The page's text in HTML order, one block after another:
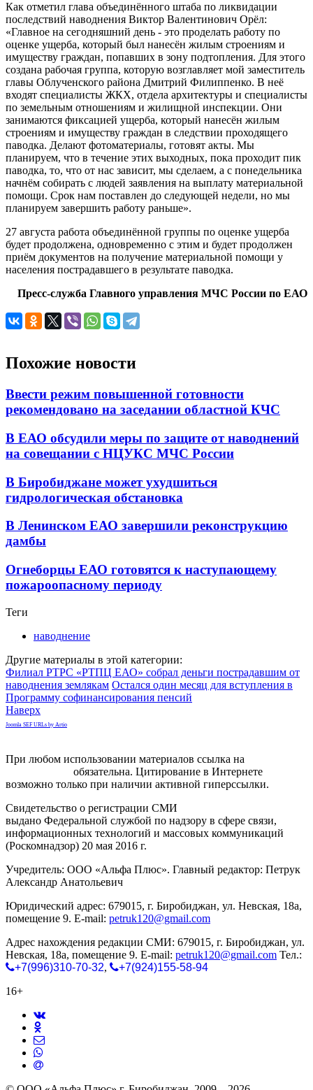
Как отметил глава объединённого штаба по ликвидации
последствий наводнения Виктор Валентинович Орёл:
«Главное на сегодняшний день - это проделать работу по
оценке ущерба, который был нанесён жилым строениям и
имуществу граждан, попавших в зону подтопления. Для этого
создана рабочая группа, которую возглавляет мой заместитель
главы Облученского района Дмитрий Филиппенко. В неё
входят специалисты ЖКХ, отдела архитектуры и специалисты
по земельным отношениям и жилищной инспекции. Они
занимаются фиксацией ущерба, который нанесён жилым
строениям и имуществу граждан в следствии проходящего
паводка. Делают фотоматериалы, готовят акты. Мы
планируем, что в течение этих выходных, пока проходит пик
паводка, то, что от нас зависит, мы сделаем, а с понедельника
начнём собирать с людей заявления на выплату материальной
помощи. Срок нам поставлен до следующей недели, но мы
планируем завершить работу раньше».
27 августа работа объединённой группы по оценке ущерба
будет продолжена, одновременно с этим и будет продолжен
приём документов на получение материальной помощи у
населения пострадавшего в результате паводка.
Пресс-служба Главного управления МЧС России по ЕАО
Похожие новости
Ввести режим повышенной готовности
рекомендовано на заседании областной КЧС
В ЕАО обсудили меры по защите от наводнений
на совещании с НЦУКС МЧС России
В Биробиджане может ухудшиться
гидрологическая обстановка
В Ленинском ЕАО завершили реконструкцию
дамбы
Огнеборцы ЕАО готовятся к наступающему
пожароопасному периоду
Теги
наводнение
Другие материалы в этой категории:
Филиал РТРС «РТПЦ ЕАО» собрал деньги пострадавшим от
наводнения землякам Остался один месяц для вступления в
Программу софинансирования пенсий
Наверх
Joomla SEF URLs by Artio
При любом использовании материалов ссылка на
обязательна. Цитирование в Интернете
возможно только при наличии активной гиперссылки.
Свидетельство о регистрации СМИ
выдано Федеральной службой по надзору в сфере связи,
информационных технологий и массовых коммуникаций
(Роскомнадзор) 20 мая 2016 г.
Учредитель: ООО «Альфа Плюс». Главный редактор: Петрук
Александр Анатольевич
Юридический адрес: 679015, г. Биробиджан, ул. Невская, 18а,
помещение 9. E-mail: petruk120@gmail.com
Адрес нахождения редакции СМИ: 679015, г. Биробиджан, ул.
Невская, 18а, помещение 9. E-mail: petruk120@gmail.com Тел.:
+7(996)310-70-32,
+7(924)155-58-94
16+